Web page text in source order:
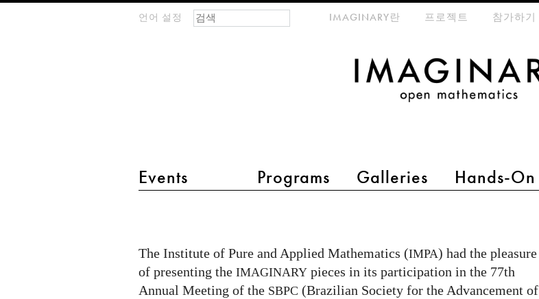
언어 설정
main menu 2
Events Programs Galleries Hands-On
meta-menuIMAGINARY란 프로젝트 참가하기
검색 폼
찾기
SBPC
2025
The Institute of Pure and Applied Mathematics (IMPA) had the pleasure
of presenting theIMAGINARY pieces in its participation in the 77th
Annual Meeting of the SBPC (Brazilian Society for the Advancement of